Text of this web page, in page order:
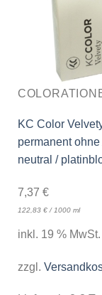
KC Color
permanent
neutral /
7,37 €
122,83 €/ 1000 ml
inkl. 19 % MwSt.
zzgl.